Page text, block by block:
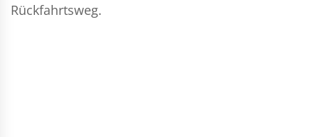
Rückfahrtsweg.